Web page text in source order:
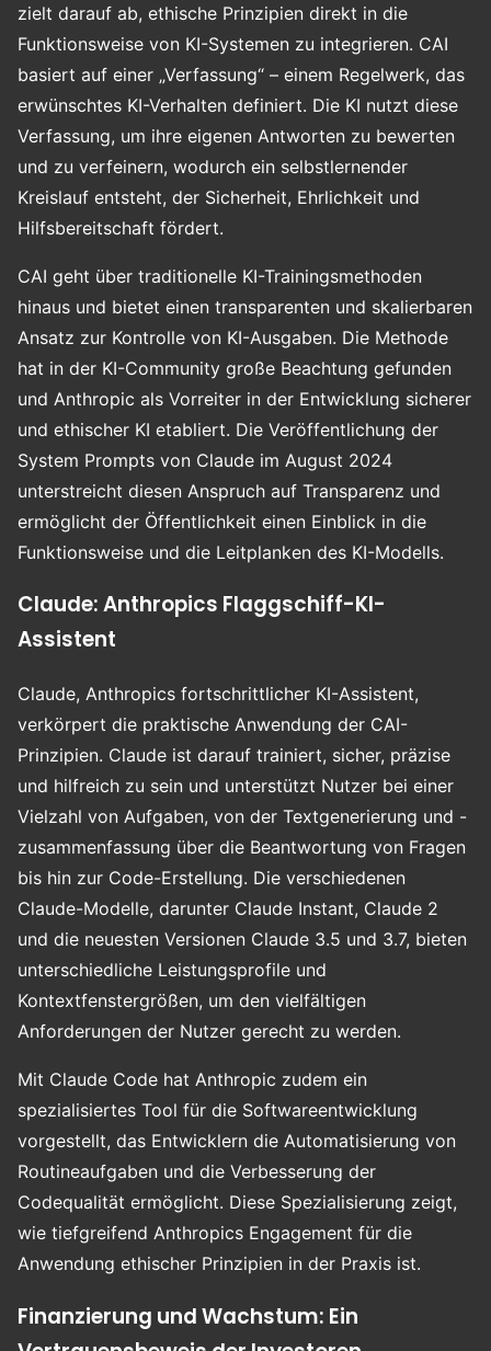
zielt darauf ab, ethische Prinzipien direkt in die
Funktionsweise von KI-Systemen zu integrieren. CAI
basiert auf einer „Verfassung“ – einem Regelwerk, das
erwünschtes KI-Verhalten definiert. Die KI nutzt diese
Verfassung, um ihre eigenen Antworten zu bewerten
und zu verfeinern, wodurch ein selbstlernender
Kreislauf entsteht, der Sicherheit, Ehrlichkeit und
Hilfsbereitschaft fördert.
CAI geht über traditionelle KI-Trainingsmethoden
hinaus und bietet einen transparenten und skalierbaren
Ansatz zur Kontrolle von KI-Ausgaben. Die Methode
hat in der KI-Community große Beachtung gefunden
und Anthropic als Vorreiter in der Entwicklung sicherer
und ethischer KI etabliert. Die Veröffentlichung der
System Prompts von Claude im August 2024
unterstreicht diesen Anspruch auf Transparenz und
ermöglicht der Öffentlichkeit einen Einblick in die
Funktionsweise und die Leitplanken des KI-Modells.
Claude: Anthropics Flaggschiff-KI-
Assistent
Claude, Anthropics fortschrittlicher KI-Assistent,
verkörpert die praktische Anwendung der CAI-
Prinzipien. Claude ist darauf trainiert, sicher, präzise
und hilfreich zu sein und unterstützt Nutzer bei einer
Vielzahl von Aufgaben, von der Textgenerierung und -
zusammenfassung über die Beantwortung von Fragen
bis hin zur Code-Erstellung. Die verschiedenen
Claude-Modelle, darunter Claude Instant, Claude 2
und die neuesten Versionen Claude 3.5 und 3.7, bieten
unterschiedliche Leistungsprofile und
Kontextfenstergrößen, um den vielfältigen
Anforderungen der Nutzer gerecht zu werden.
Mit Claude Code hat Anthropic zudem ein
spezialisiertes Tool für die Softwareentwicklung
vorgestellt, das Entwicklern die Automatisierung von
Routineaufgaben und die Verbesserung der
Codequalität ermöglicht. Diese Spezialisierung zeigt,
wie tiefgreifend Anthropics Engagement für die
Anwendung ethischer Prinzipien in der Praxis ist.
Finanzierung und Wachstum: Ein